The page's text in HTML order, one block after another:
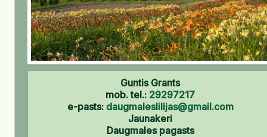
Guntis Grants
mob. tel.: 29297217
e-pasts: daugmaleslilijas@gmail.com
Jaunakeri
Daugmales pagasts